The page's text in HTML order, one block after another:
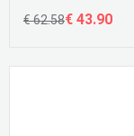
€ 62.58€ 43.90